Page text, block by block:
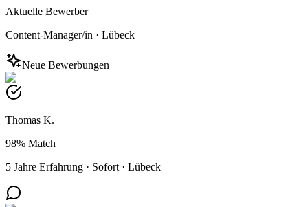
Aktuelle Bewerber
Content-Manager/in · Lübeck
Neue Bewerbungen
Thomas K.
98% Match
5 Jahre Erfahrung · Sofort · Lübeck